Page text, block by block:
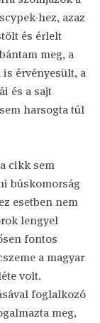
hez, azaz
és érlelt
meg, a
érvényesült, a
és a sajt
harsogta túl
cikk sem
búskomorság
esetben nem
lengyel
fontos
a magyar
volt.
foglalkozó
meg,